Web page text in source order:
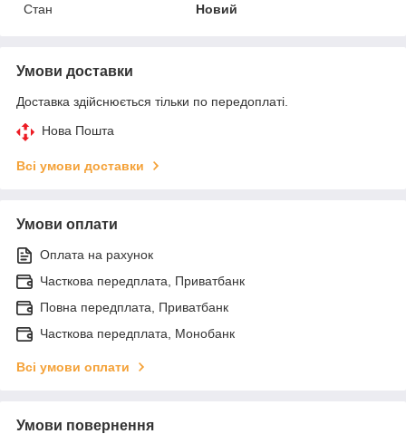
Стан
Новий
Умови доставки
Доставка здійснюється тільки по передоплаті.
Нова Пошта
Всі умови доставки
Умови оплати
Оплата на рахунок
Часткова передплата, Приватбанк
Повна передплата, Приватбанк
Часткова передплата, Монобанк
Всі умови оплати
Умови повернення